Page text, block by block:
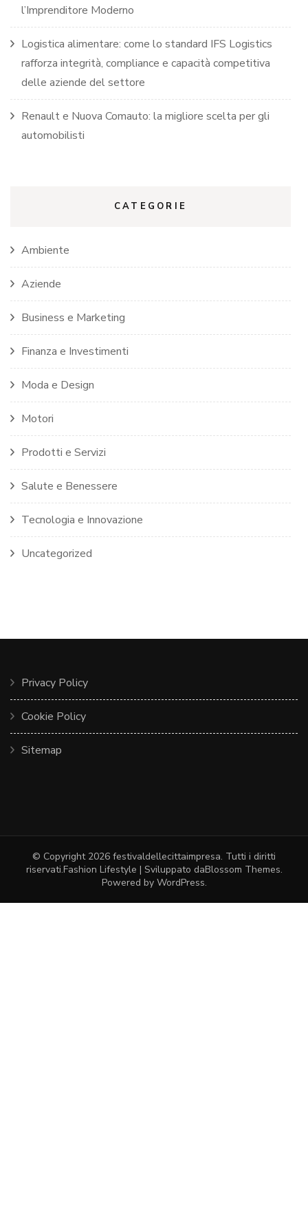
l’Imprenditore Moderno
Logistica alimentare: come lo standard IFS Logistics
rafforza integrità, compliance e capacità competitiva
delle aziende del settore
Renault e Nuova Comauto: la migliore scelta per gli
automobilisti
CATEGORIE
Ambiente
Aziende
Business e Marketing
Finanza e Investimenti
Moda e Design
Motori
Prodotti e Servizi
Salute e Benessere
Tecnologia e Innovazione
Uncategorized
Privacy Policy
Cookie Policy
Sitemap
© Copyright 2026 festivaldellecittaimpresa. Tutti i diritti
riservati.Fashion Lifestyle | Sviluppato daBlossom Themes.
Powered by WordPress.